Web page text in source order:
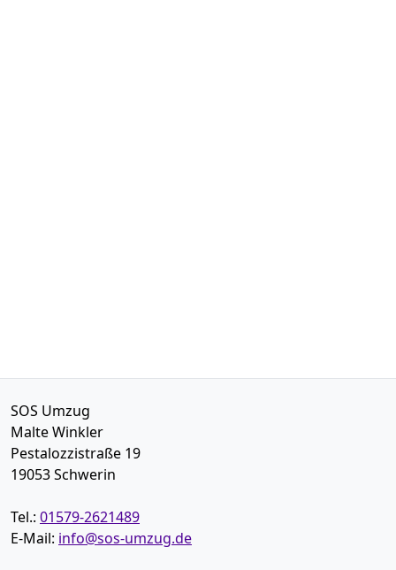
SOS Umzug
Malte Winkler
Pestalozzistraße 19
19053Schwerin
Tel.: 01579-2621489
E-Mail: info@sos-umzug.de